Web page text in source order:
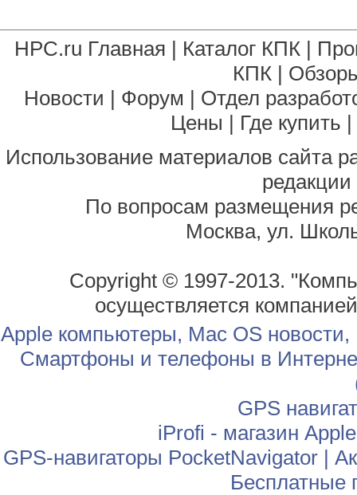
HPC.ru Главная | Каталог КПК |
КПК |
Новости | Форум | Отдел
Цены | Где купить |
Использование материалов сайта
По вопросам размещения
Москва, ул.
Copyright © 1997-2013.
осуществляется
Apple компьютеры, Mac OS
Смартфоны и телефоны в
GPS
iProfi - магазин
GPS-навигаторы PocketNavigator|
Бесплатные